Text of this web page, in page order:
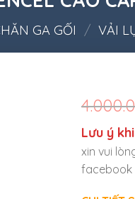
GA GỐI / VẢI
Lưu ý
xin vui
facebook